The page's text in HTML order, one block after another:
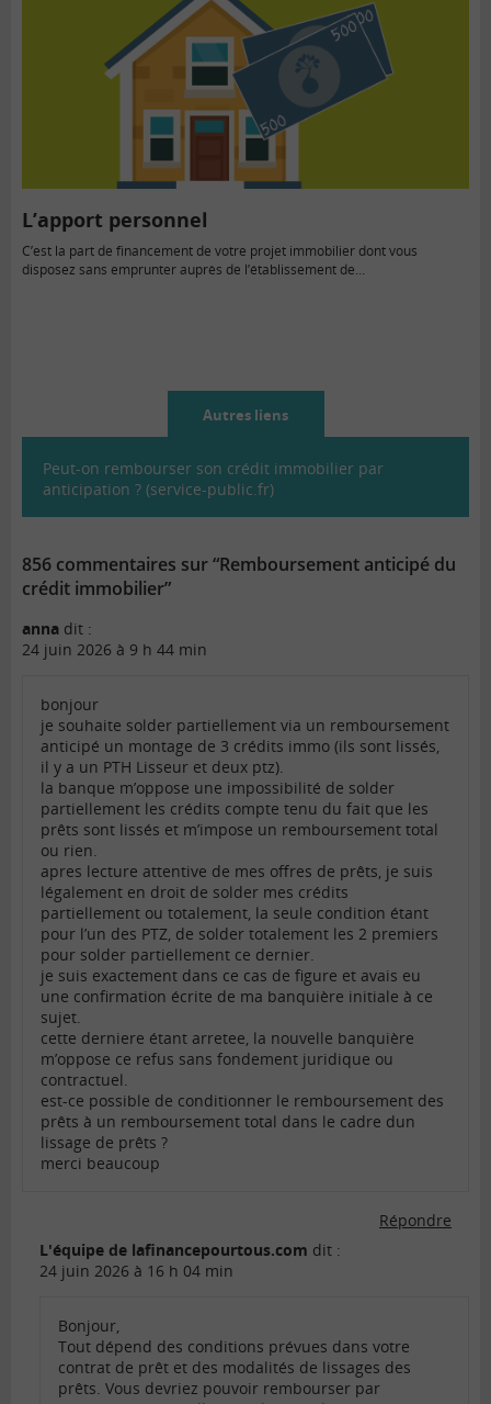
L’apport personnel
C’est la part de financement de votre projet immobilier dont vous
disposez sans emprunter auprès de l’établissement de…
Autres liens
Peut-on rembourser son crédit immobilier par
anticipation ? (service-public.fr)
856 commentaires sur “Remboursement anticipé du
crédit immobilier”
anna dit :
24 juin 2026 à 9 h 44 min
bonjour
je souhaite solder partiellement via un remboursement
anticipé un montage de 3 crédits immo (ils sont lissés,
il y a un PTH Lisseur et deux ptz).
la banque m’oppose une impossibilité de solder
partiellement les crédits compte tenu du fait que les
prêts sont lissés et m’impose un remboursement total
ou rien.
apres lecture attentive de mes offres de prêts, je suis
légalement en droit de solder mes crédits
partiellement ou totalement, la seule condition étant
pour l’un des PTZ, de solder totalement les 2 premiers
pour solder partiellement ce dernier.
je suis exactement dans ce cas de figure et avais eu
une confirmation écrite de ma banquière initiale à ce
sujet.
cette derniere étant arretee, la nouvelle banquière
m’oppose ce refus sans fondement juridique ou
contractuel.
est-ce possible de conditionner le remboursement des
prêts à un remboursement total dans le cadre dun
lissage de prêts ?
merci beaucoup
Répondre
L'équipe de lafinancepourtous.com dit :
24 juin 2026 à 16 h 04 min
Bonjour,
Tout dépend des conditions prévues dans votre
contrat de prêt et des modalités de lissages des
prêts. Vous devriez pouvoir rembourser par